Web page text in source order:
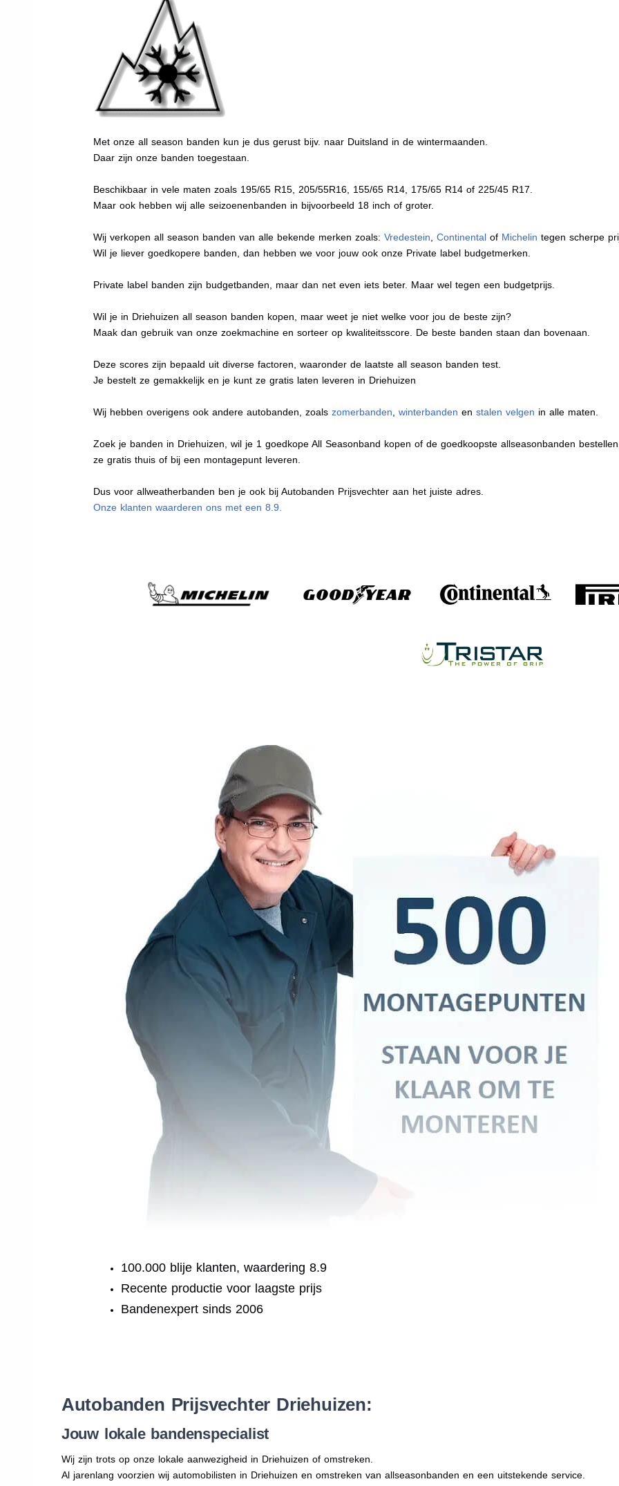
Met onze all season banden kun je dus gerust bijv. naar Duitsland in de wintermaanden.
Daar zijn onze banden toegestaan.
Beschikbaar in vele maten zoals 195/65 R15, 205/55R16, 155/65 R14, 175/65 R14 of 225/45 R17.
Maar ook hebben wij alle seizoenenbanden in bijvoorbeeld 18 inch of groter.
Wij verkopen all season banden van alle bekende merken zoals:Vredestein ,Continental of Michelin tegen scherpe
Wil je liever goedkopere banden, dan hebben we voor jouw ook onze Private label budgetmerken.
Private label banden zijn budgetbanden, maar dan net even iets beter. Maar wel tegen een budgetprijs.
Wil je in Driehuizen all season banden kopen, maar weet je niet welke voor jou de beste zijn?
Maak dan gebruik van onze zoekmachine en sorteer op kwaliteitsscore. De beste banden staan dan bovenaan.
Deze scores zijn bepaald uit diverse factoren, waaronder de laatste all season banden test.
Je bestelt ze gemakkelijk en je kunt ze gratis laten leveren in Driehuizen
Wij hebben overigens ook andere autobanden, zoalszomerbanden ,winterbanden enstalen velgen in alle maten.
Zoek je banden in Driehuizen, wil je 1 goedkope All Seasonband kopen of de goedkoopste allseasonbanden
ze gratis thuis of bij een montagepunt leveren.
Dus voor allweatherbanden ben je ook bij Autobanden Prijsvechter aan het juiste adres.
Onze klanten waarderen ons met een 8.9.
100.000 blije klanten, waardering 8.9
Recente productie voor laagste prijs
Bandenexpert sinds 2006
Autobanden Prijsvechter Driehuizen:
Jouw lokale bandenspecialist
Wij zijn trots op onze lokale aanwezigheid in Driehuizen of omstreken.
Al jarenlang voorzien wij automobilisten in Driehuizen en omstreken van allseasonbanden en een uitstekende service.